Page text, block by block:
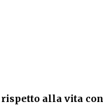
alla vita